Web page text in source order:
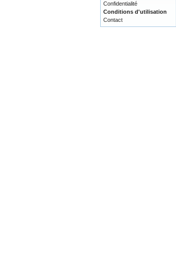
Confidentialité
Conditions d'utilisation
Contact